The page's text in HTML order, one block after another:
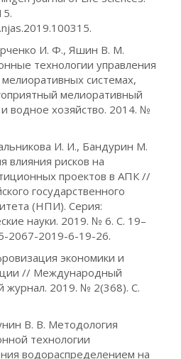
И. Ф., Яшин В. М.
технологии управления
системах,
мелиоративный
водное хозяйство. 2014. №
И. И., Бандурин М.
влияния рисков на
проектов в АПК //
государственного
(НПИ). Серия:
науки. 2019. № 6. С. 19–
2067-2019-6-19-26.
экономики и
// Международный
журнал. 2019. № 2(368). С.
В. В. Методология
технологии
водораспределением на